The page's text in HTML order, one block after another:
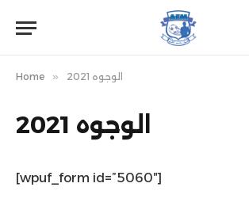
Home » الوجوه 2021
الوجوه 2021
[wpuf_form id=”5060″]